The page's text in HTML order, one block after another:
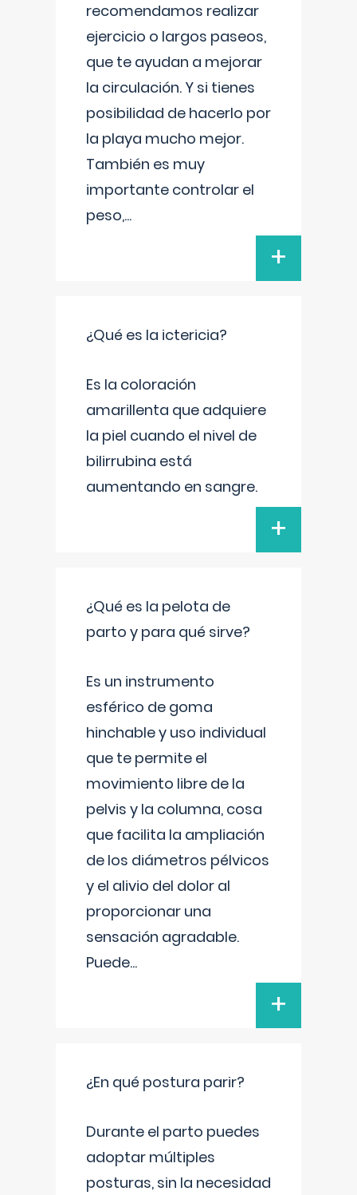
recomendamos realizar
ejercicio o largos paseos,
que te ayudan a mejorar
la circulación. Y si tienes
posibilidad de hacerlo por
la playa mucho mejor.
También es muy
importante controlar el
peso,...
+
¿Qué es la ictericia?
Es la coloración
amarillenta que adquiere
la piel cuando el nivel de
bilirrubina está
aumentando en sangre.
+
¿Qué es la pelota de
parto y para qué sirve?
Es un instrumento
esférico de goma
hinchable y uso individual
que te permite el
movimiento libre de la
pelvis y la columna, cosa
que facilita la ampliación
de los diámetros pélvicos
y el alivio del dolor al
proporcionar una
sensación agradable.
Puede...
+
¿En qué postura parir?
Durante el parto puedes
adoptar múltiples
posturas, sin la necesidad